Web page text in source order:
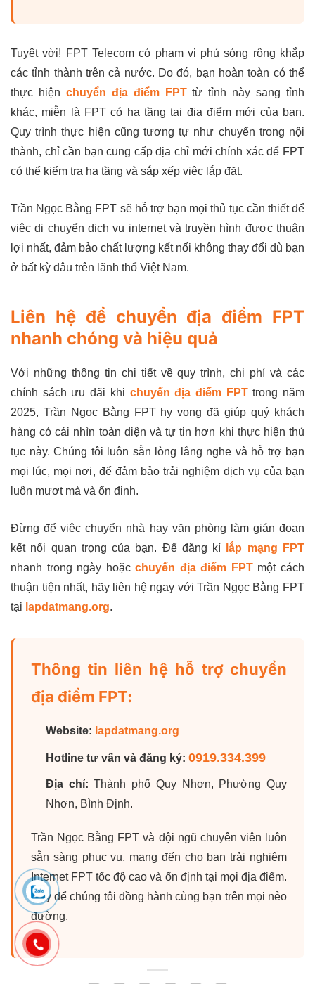
Tuyệt vời! FPT Telecom có phạm vi phủ sóng rộng khắp
các tỉnh thành trên cả nước. Do đó, bạn hoàn toàn có thể
thực hiện chuyển địa điểm FPTtừ tỉnh này sang tỉnh
khác, miễn là FPT có hạ tầng tại địa điểm mới của bạn.
Quy trình thực hiện cũng tương tự như chuyển trong nội
thành, chỉ cần bạn cung cấp địa chỉ mới chính xác để FPT
có thể kiểm tra hạ tầng và sắp xếp việc lắp đặt.
Trần Ngọc Bằng FPT sẽ hỗ trợ bạn mọi thủ tục cần thiết để
việc di chuyển dịch vụ internet và truyền hình được thuận
lợi nhất, đảm bảo chất lượng kết nối không thay đổi dù bạn
ở bất kỳ đâu trên lãnh thổ Việt Nam.
Liên hệ để chuyển địa điểm FPT
nhanh chóng và hiệu quả
Với những thông tin chi tiết về quy trình, chi phí và các
chính sách ưu đãi khi chuyển địa điểm FPTtrong năm
2025, Trần Ngọc Bằng FPT hy vọng đã giúp quý khách
hàng có cái nhìn toàn diện và tự tin hơn khi thực hiện thủ
tục này. Chúng tôi luôn sẵn lòng lắng nghe và hỗ trợ bạn
mọi lúc, mọi nơi, để đảm bảo trải nghiệm dịch vụ của bạn
luôn mượt mà và ổn định.
Đừng để việc chuyển nhà hay văn phòng làm gián đoạn
kết nối quan trọng của bạn. Để đăng kí
lắp mạng FPT
nhanh trong ngày hoặcchuyển địa điểm FPTmột cách
thuận tiện nhất, hãy liên hệ ngay với Trần Ngọc Bằng FPT
tại lapdatmang.org.
Thông tin liên hệ hỗ trợ chuyển
địa điểm FPT:
Website: lapdatmang.org
Hotline tư vấn và đăng ký: 0919.334.399
Địa chỉ: Thành phố Quy Nhơn, Phường Quy
Nhơn, Bình Định.
Trần Ngọc Bằng FPT và đội ngũ chuyên viên luôn
sẵn sàng phục vụ, mang đến cho bạn trải nghiệm
Internet FPT tốc độ cao và ổn định tại mọi địa điểm.
Hãy để chúng tôi đồng hành cùng bạn trên mọi nẻo
đường.